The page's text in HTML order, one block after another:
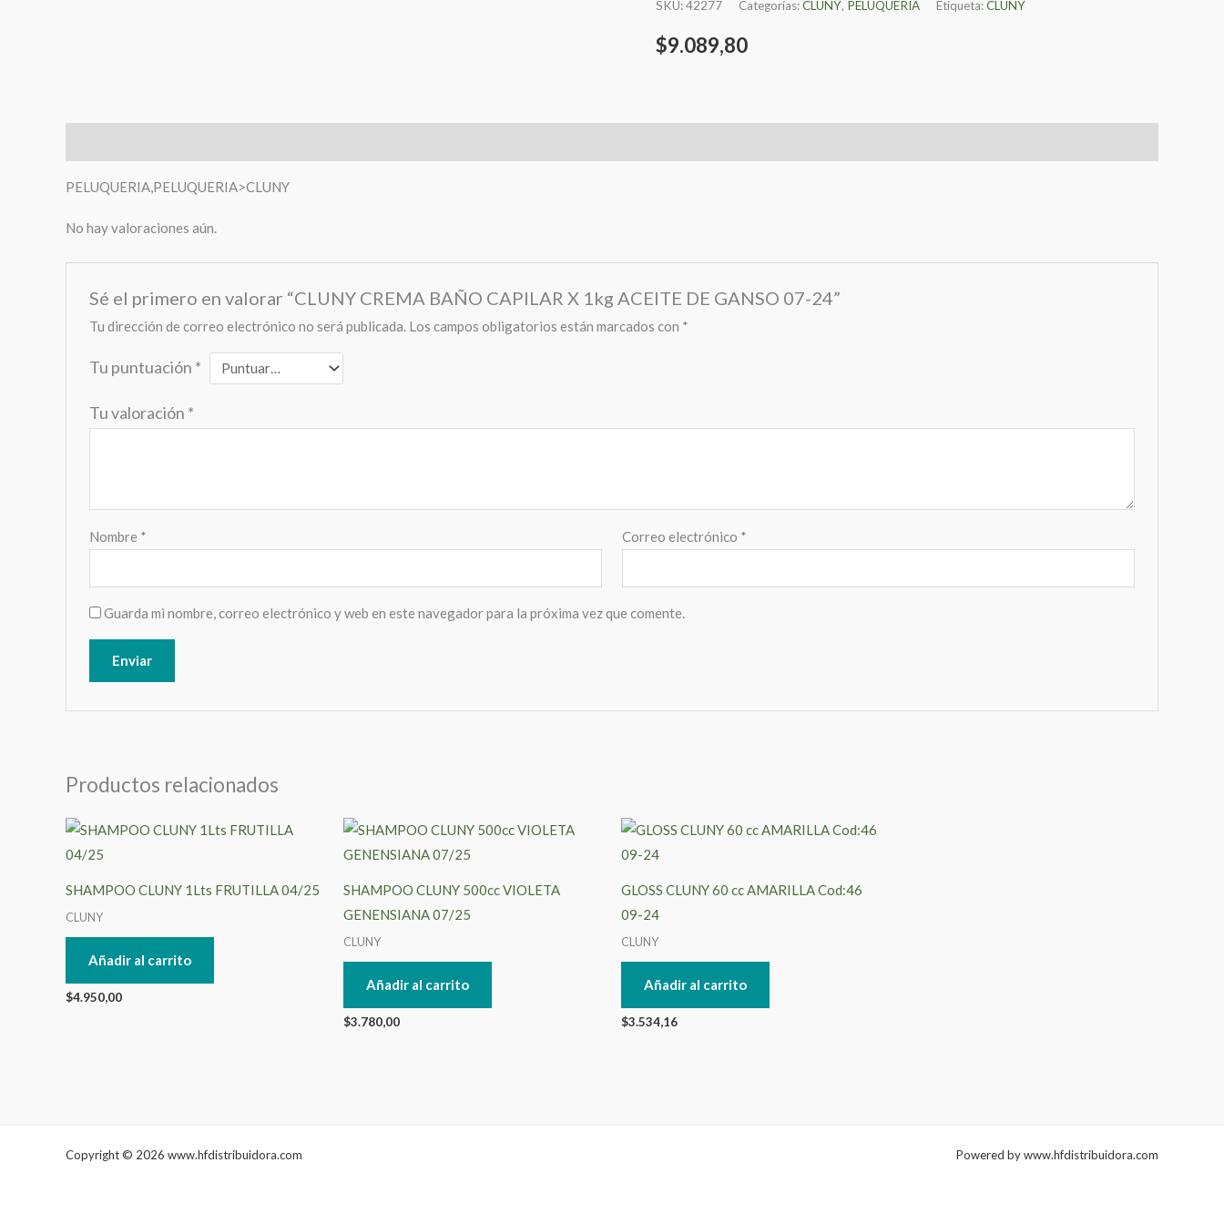
SKU:42277 Categorías:CLUNY, PELUQUERIA Etiqueta:CLUNY
$9.089,80
PELUQUERIA,PELUQUERIA>CLUNY
No hay valoraciones aún.
Sé el primero en valorar “CLUNY CREMA BAÑO CAPILAR X 1kg ACEITE DE GANSO 07-24”
Tu dirección de correo electrónico no será publicada. Los campos obligatorios están marcados con *
Tu puntuación *
Tu valoración *
Nombre * Correo electrónico *
Guarda mi nombre, correo electrónico y web en este navegador para la próxima vez que comente.
Productos relacionados
SHAMPOO CLUNY 1Lts FRUTILLA 04/25
CLUNY
Añadir al carrito
$4.950,00
SHAMPOO CLUNY 500cc VIOLETA
GENENSIANA 07/25
CLUNY
Añadir al carrito
$3.780,00
GLOSS CLUNY 60 cc AMARILLA Cod:46
09-24
CLUNY
Añadir al carrito
$3.534,16
Copyright © 2026 www.hfdistribuidora.com Powered by www.hfdistribuidora.com